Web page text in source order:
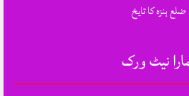
ضلع ہنزہ کا تایخ
نیٹ ورک